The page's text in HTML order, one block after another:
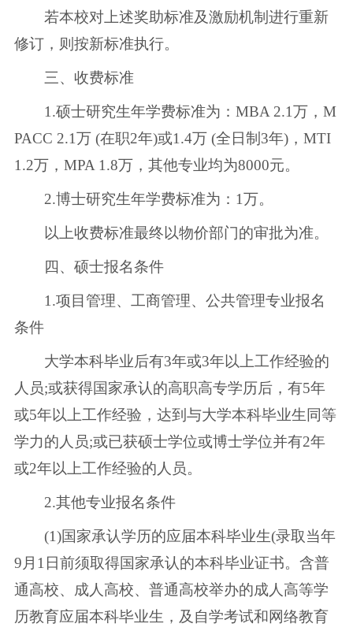
若本校对上述奖助标准及激励机制进行重新
修订，则按新标准执行。
三、收费标准
1.硕士研究生年学费标准为：MBA 2.1万，M
PACC 2.1万 (在职2年)或1.4万 (全日制3年)，MTI
1.2万，MPA 1.8万，其他专业均为8000元。
2.博士研究生年学费标准为：1万。
以上收费标准最终以物价部门的审批为准。
四、硕士报名条件
1.项目管理、工商管理、公共管理专业报名
条件
大学本科毕业后有3年或3年以上工作经验的
人员;或获得国家承认的高职高专学历后，有5年
或5年以上工作经验，达到与大学本科毕业生同等
学力的人员;或已获硕士学位或博士学位并有2年
或2年以上工作经验的人员。
2.其他专业报名条件
(1)国家承认学历的应届本科毕业生(录取当年
9月1日前须取得国家承认的本科毕业证书。含普
通高校、成人高校、普通高校举办的成人高等学
历教育应届本科毕业生，及自学考试和网络教育